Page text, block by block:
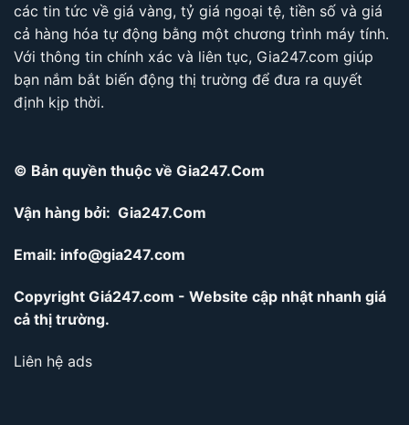
các tin tức về giá vàng, tỷ giá ngoại tệ, tiền số và giá
cả hàng hóa tự động bằng một chương trình máy tính.
Với thông tin chính xác và liên tục, Gia247.com giúp
bạn nắm bắt biến động thị trường để đưa ra quyết
định kịp thời.
© Bản quyền thuộc về Gia247.Com
Vận hàng bởi: Gia247.Com
Email: info@gia247.com
Copyright Giá247.com - Website cập nhật nhanh giá
cả thị trường.
Liên hệ ads